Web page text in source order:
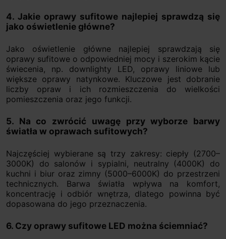
4. Jakie oprawy sufitowe najlepiej sprawdzą się
jako oświetlenie główne?
Jako oświetlenie główne najlepiej sprawdzają się
oprawy sufitowe o odpowiedniej mocy i szerokim kącie
świecenia, np. downlighty LED, oprawy liniowe lub
większe oprawy natynkowe. Kluczowe jest dobranie
liczby opraw i ich rozmieszczenia do wielkości
pomieszczenia oraz jego funkcji.
5. Na co zwrócić uwagę przy wyborze barwy
światła w oprawach sufitowych?
Najczęściej wybierane są trzy zakresy: ciepły (2700–
3000K) do salonów i sypialni, neutralny (4000K) do
kuchni i biur oraz zimny (5000–6000K) do przestrzeni
technicznych. Barwa światła wpływa na komfort,
koncentrację i odbiór wnętrza, dlatego powinna być
dopasowana do jego przeznaczenia.
6. Czy oprawy sufitowe LED można ściemniać?